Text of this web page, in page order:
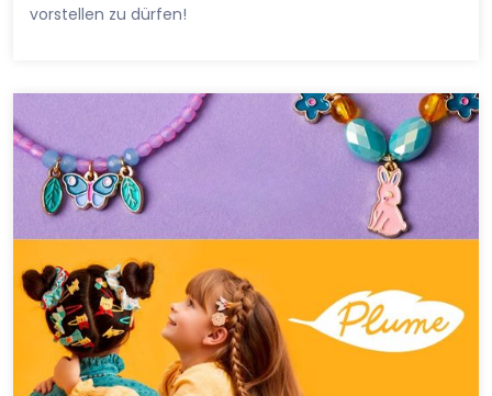
vorstellen zu dürfen!